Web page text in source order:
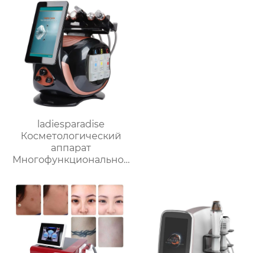
фигуры и
расслабления
меридианов AM-A02
ladiesparadise
Косметологический
аппарат
Многофункциональное
чистки лица VY-E08a